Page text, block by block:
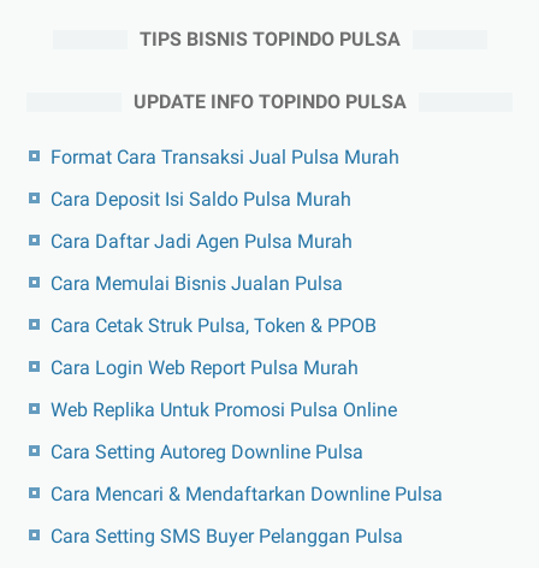
TIPS BISNIS TOPINDO PULSA
UPDATE INFO TOPINDO PULSA
Format Cara Transaksi Jual Pulsa Murah
Cara Deposit Isi Saldo Pulsa Murah
Cara Daftar Jadi Agen Pulsa Murah
Cara Memulai Bisnis Jualan Pulsa
Cara Cetak Struk Pulsa, Token & PPOB
Cara Login Web Report Pulsa Murah
Web Replika Untuk Promosi Pulsa Online
Cara Setting Autoreg Downline Pulsa
Cara Mencari & Mendaftarkan Downline Pulsa
Cara Setting SMS Buyer Pelanggan Pulsa